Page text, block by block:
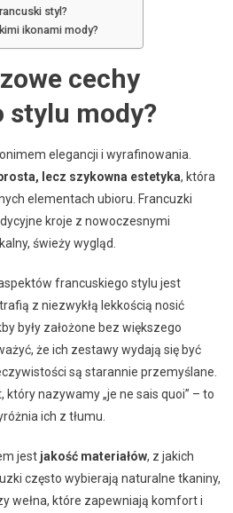
styl?
ikonami mody?
cechy
mody?
elegancji i wyrafinowania.
lecz szykowna estetyka, która
elementach ubioru. Francuzki
kroje z nowoczesnymi
świeży wygląd.
francuskiego stylu jest
z niezwykłą lekkością nosić
były założone bez większego
że ich zestawy wydają się być
są starannie przemyślane.
nazywamy „je ne sais quoi” – to
ich z tłumu.
jest jakość materiałów, z jakich
często wybierają naturalne tkaniny,
wełna, które zapewniają komfort i